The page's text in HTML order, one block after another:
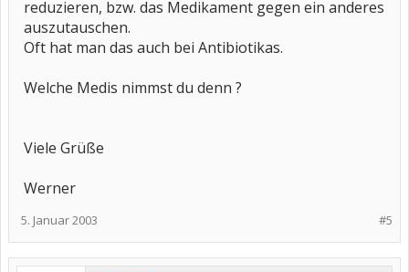
reduzieren, bzw. das Medikament gegen ein anderes
auszutauschen.
Oft hat man das auch bei Antibiotikas.
Welche Medis nimmst du denn ?
Viele Grüße
Werner
#5
5. Januar 2003